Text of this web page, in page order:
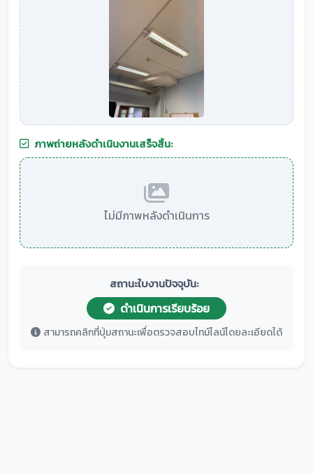
ภาพถ่ายหลังดำเนินงานเสร็จสิ้น:
ไม่มีภาพหลังดำเนินการ
สถานะใบงานปัจจุบัน:
ดำเนินการเรียบร้อย
สามารถคลิกที่ปุ่มสถานะเพื่อตรวจสอบไทม์ไลน์โดยละเอียดได้